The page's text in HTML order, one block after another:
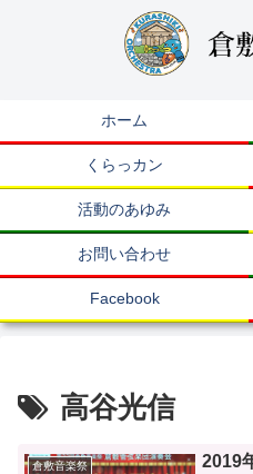
ホーム
くらっカン
活動のあゆみ
お問い合わせ
Facebook
高谷光信
倉敷音楽祭 2019